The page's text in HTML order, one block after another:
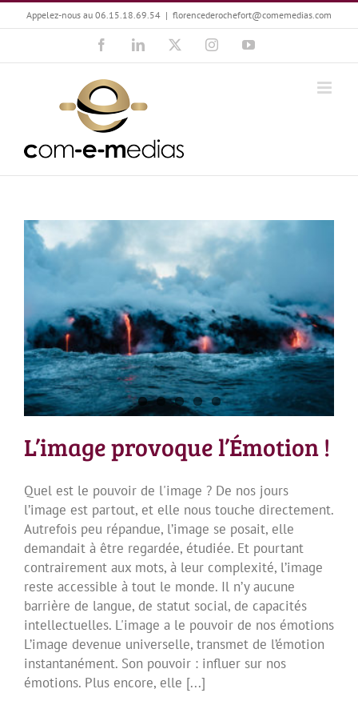
Passer
au
Appelez-nous au 06.15.18.69.54 | florencederochefort@comemedias.com
FacebookLinkedIn InstagramYouTube
L’image provoque l’Émotion !
L’image provoque l’Émotion !
Quel est le pouvoir de l'image ? De nos jours
l’image est partout, et elle nous touche directement.
Autrefois peu répandue, l’image se posait, elle
demandait à être regardée, étudiée. Et pourtant
contrairement aux mots, à leur complexité, l’image
reste accessible à tout le monde. Il n’y aucune
barrière de langue, de statut social, de capacités
intellectuelles. L'image a le pouvoir de nos émotions
L’image devenue universelle, transmet de l’émotion
instantanément. Son pouvoir : influer sur nos
émotions. Plus encore, elle [...]